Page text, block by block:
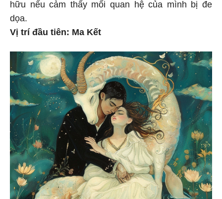
hữu nếu cảm thấy mối quan hệ của mình bị đe
dọa.
Vị trí đầu tiên: Ma Kết